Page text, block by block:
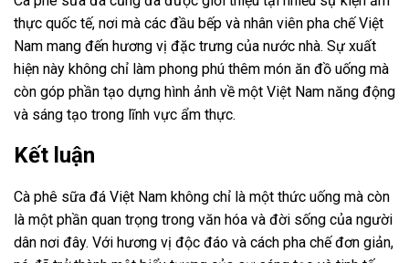
thực quốc tế, nơi mà các đầu bếp và nhân viên pha chế Việt
Nam mang đến hương vị đặc trưng của nước nhà. Sự xuất
hiện này không chỉ làm phong phú thêm món ăn đồ uống mà
còn góp phần tạo dựng hình ảnh về một Việt Nam năng động
và sáng tạo trong lĩnh vực ẩm thực.
Kết luận
Cà phê sữa đá Việt Nam không chỉ là một thức uống mà còn
là một phần quan trọng trong văn hóa và đời sống của người
dân nơi đây. Với hương vị độc đáo và cách pha chế đơn giản,